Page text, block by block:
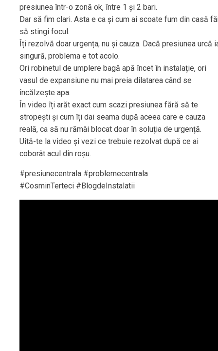
presiunea într-o zonă ok, între 1 și 2 bari.
Dar să fim clari. Asta e ca și cum ai scoate fum din casă
să stingi focul.
Îți rezolvă doar urgența, nu și cauza. Dacă presiunea urcă
singură, problema e tot acolo.
Ori robinetul de umplere bagă apă încet în instalație, ori
vasul de expansiune nu mai preia dilatarea când se
încălzește apa.
În video îți arăt exact cum scazi presiunea fără să te
stropești și cum îți dai seama după aceea care e cauza
reală, ca să nu rămâi blocat doar în soluția de urgență.
Uită-te la video și vezi ce trebuie rezolvat după ce ai
coborât acul din roșu.
#presiunecentrala #problemecentrala
#CosminTerteci #BlogdeInstalatii